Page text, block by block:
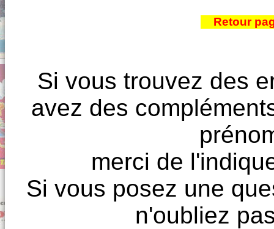
Retour
Si vous trouvez des
avez des
merci de
Si vous posez une
n'oubliez